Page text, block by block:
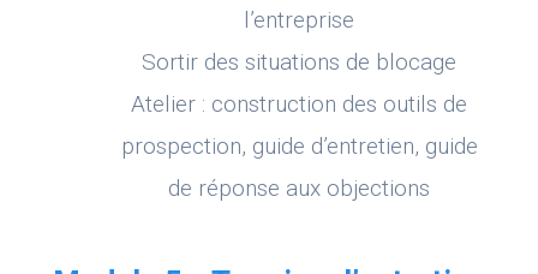
l’entreprise
Sortir des situations de blocage
Atelier : construction des outils de
prospection, guide d’entretien, guide
de réponse aux objections